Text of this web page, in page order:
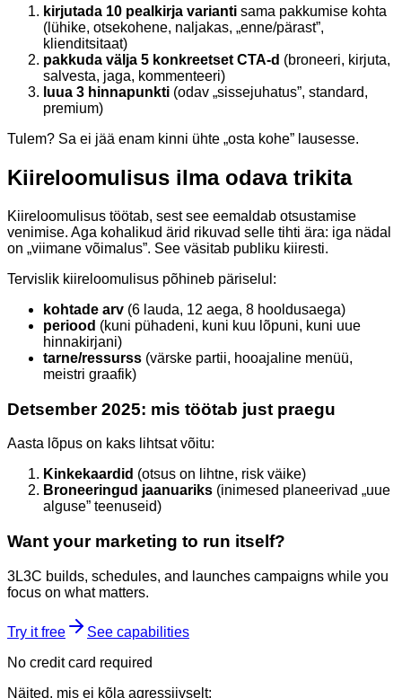
kirjutada 10 pealkirja varianti sama pakkumise kohta
(lühike, otsekohene, naljakas, „enne/pärast”,
klienditsitaat)
pakkuda välja 5 konkreetset CTA-d (broneeri, kirjuta,
salvesta, jaga, kommenteeri)
luua 3 hinnapunkti (odav „sissejuhatus”, standard,
premium)
Tulem? Sa ei jää enam kinni ühte „osta kohe” lausesse.
Kiireloomulisus ilma odava trikita
Kiireloomulisus töötab, sest see eemaldab otsustamise
venimise. Aga kohalikud ärid rikuvad selle tihti ära: iga nädal
on „viimane võimalus”. See väsitab publiku kiiresti.
Tervislik kiireloomulisus põhineb päriselul:
kohtade arv (6 lauda, 12 aega, 8 hooldusaega)
periood (kuni pühadeni, kuni kuu lõpuni, kuni uue
hinnakirjani)
tarne/ressurss (värske partii, hooajaline menüü,
meistri graafik)
Detsember 2025: mis töötab just praegu
Aasta lõpus on kaks lihtsat võitu:
Kinkekaardid (otsus on lihtne, risk väike)
Broneeringud jaanuariks (inimesed planeerivad „uue
alguse” teenuseid)
Want your marketing to run itself?
3L3C builds, schedules, and launches campaigns while you
focus on what matters.
Try it free
See capabilities
No credit card required
Näited, mis ei kõla agressiivselt: